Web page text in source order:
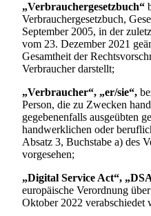
„Verbrauchergesetzbuch“
Verbrauchergesetzbuch,
September 2005, in der
vom 23. Dezember 2021
Gesamtheit der
Verbraucher darstellt;
„Verbraucher“, „er/sie“,
Person, die zu Zwecken
gegebenenfalls ausgeübten
handwerklichen oder
Absatz 3, Buchstabe a) des
vorgesehen;
„Digital Service Act“,
europäische Verordnung
Oktober 2022 verabschiedet